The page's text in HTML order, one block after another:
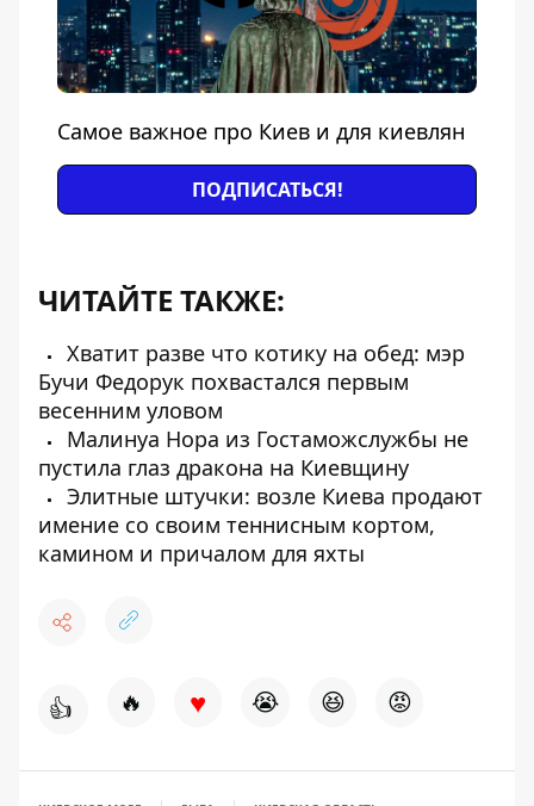
Самое важное про Киев и для киевлян
ПОДПИСАТЬСЯ!
ЧИТАЙТЕ ТАКЖЕ:
Хватит разве что котику на обед: мэр
Бучи Федорук похвастался первым
весенним уловом
Малинуа Нора из Гостаможслужбы не
пустила глаз дракона на Киевщину
Элитные штучки: возле Киева продают
имение со своим теннисным кортом,
камином и причалом для яхты
👍 🔥 ♥ 😭 😆 😡